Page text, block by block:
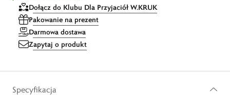
Dołącz do Klubu Dla Przyjaciół W.KRUK
Pakowanie na prezent
Darmowa dostawa
Zapytaj o produkt
Specyfikacja